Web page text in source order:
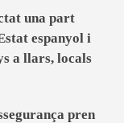
una part
espanyol i
a llars, locals
pren